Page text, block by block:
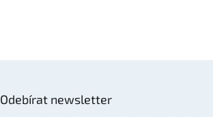
Odebírat newsletter